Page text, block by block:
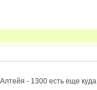
- 1300 есть еще